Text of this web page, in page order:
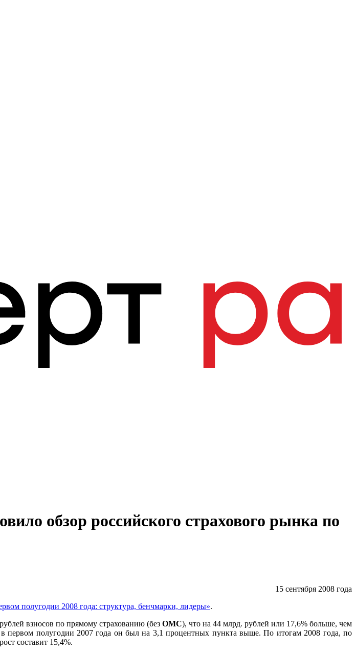
обзор российского страхового рынка по
15 сентября 2008 года
полугодии 2008 года: структура, бенчмарки, лидеры».
взносов по прямому страхованию (без ОМС), что на 44 млрд. рублей или 17,6% больше, чем
первом полугодии 2007 года он был на 3,1 процентных пункта выше. По итогам 2008 года, по
составит 15,4%.